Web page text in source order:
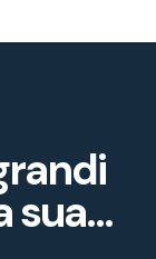
sua...